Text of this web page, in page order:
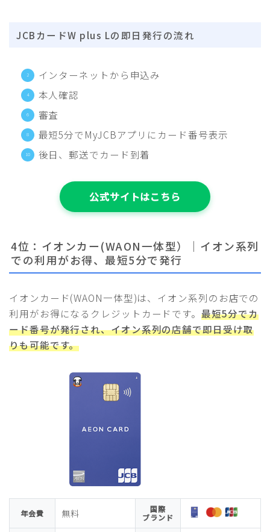
JCBカードW plus Lの即日発行の流れ
インターネットから申込み
本人確認
審査
最短5分でMyJCBアプリにカード番号表示
後日、郵送でカード到着
公式サイトはこちら
4位：イオンカー(WAON一体型）｜イオン系列
での利用がお得、最短5分で発行
イオンカード(WAON一体型)は、イオン系列のお店での
利用がお得になるクレジットカードです。最短5分でカ
ード番号が発行され、イオン系列の店舗で即日受け取
りも可能です。
年会費 無料
国際
ブランド